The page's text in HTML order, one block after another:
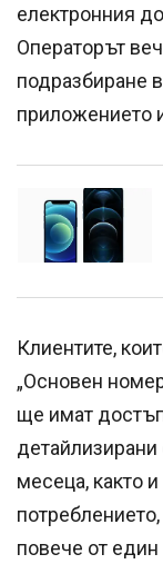
електронния
Операторът
подразбиране
приложението
Клиентите,
„Основен
ще имат
месеца, както
повече от